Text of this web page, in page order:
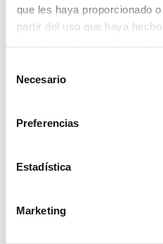
que les haya proporcionado
partir del uso que haya
Necesario
Preferencias
Estadística
Marketing
Beneficios De
Telefonía IP y CRM: